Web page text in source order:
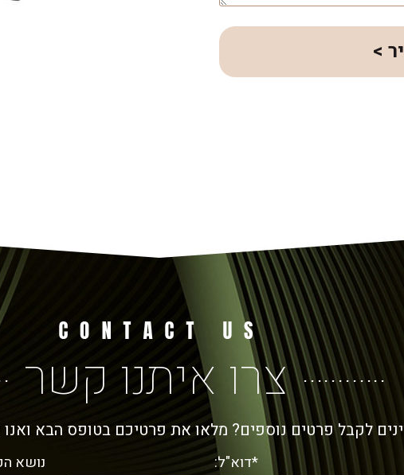
>
צרו איתנו קשר
לקבל פרטים נוספים? מלאו את פרטיכם בטופס הבא
*דוא"ל: נושא